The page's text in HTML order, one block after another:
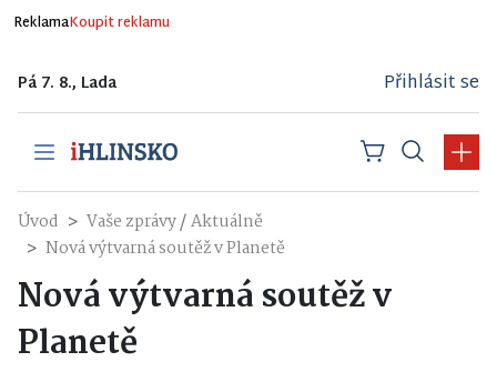
ReklamaKoupit reklamu
Pá 7. 8., Lada Přihlásit se
Úvod Vaše zprávy/Aktuálně
Nová výtvarná soutěž v Planetě
Nová výtvarná soutěž v
Planetě